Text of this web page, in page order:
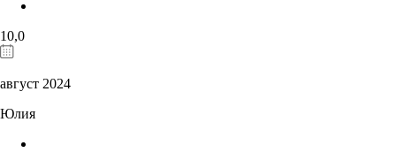
10,0
август 2024
Юлия